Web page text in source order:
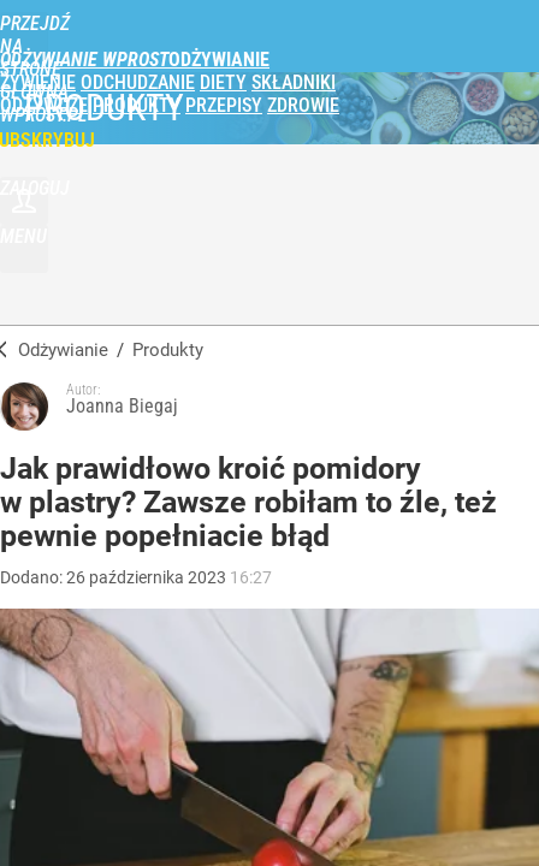
PRZEJDŹ
NA
STRONĘ
GŁÓWNĄ
WPROST.PL
ODŻYWIANIE WPROST
ŻYWIENIE ODCHUDZANIE DIETY SKŁADNIKI
ODŻYWCZE PRODUKTY PRZEPISY ZDROWIE
PRODUKTY
Odżywianie / Produkty
Autor:
Joanna Biegaj
Jak prawidłowo kroić pomidory
w plastry? Zawsze robiłam to źle, też
pewnie popełniacie błąd
Dodano:26 października 2023 16:27